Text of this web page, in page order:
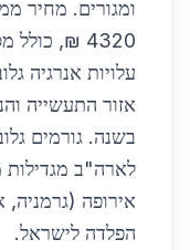
עלויות אנרגיה
בשנה. גורמים
הפלדה לישראל.